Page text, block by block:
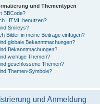
und Thementypen
BBCode?
HTML benutzen?
Smileys?
Bilder in meine Beiträge einfügen?
globale Bekanntmachungen?
Bekanntmachungen?
wichtige Themen?
geschlossene Themen?
Themen-Symbole?
und Anmeldung